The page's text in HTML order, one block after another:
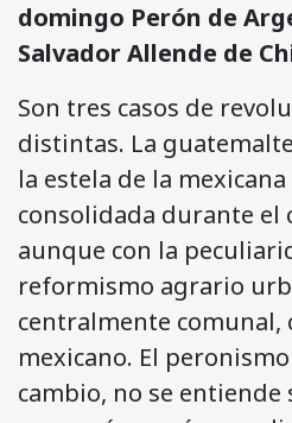
domingo Perón de
Salvador Allende de
Son tres casos de
distintas. La
la estela de la mexicana
consolidada durante el
aunque con la
reformismo agrario
centralmente comunal,
mexicano. El
cambio, no se